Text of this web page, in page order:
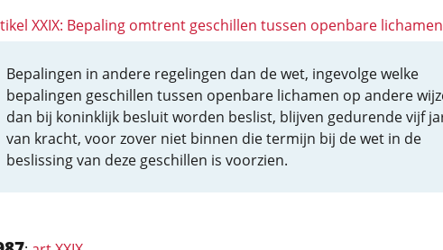
XXIX: Bepaling omtrent geschillen tussen openbare lichamen
Bepalingen in andere regelingen dan de wet, ingevolge welke
bepalingen geschillen tussen openbare lichamen op andere
dan bij koninklijk besluit worden beslist, blijven gedurende vijf
van kracht, voor zover niet binnen die termijn bij de wet in de
beslissing van deze geschillen is voorzien.